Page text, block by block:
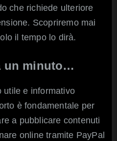
che richiede ulteriore
Scopriremo mai
il tempo lo dirà.
un minuto…
utile e informativo
è fondamentale per
a pubblicare contenuti
online tramite PayPal